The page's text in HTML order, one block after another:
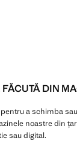
DIN
a schimba
noastre din
sau digital.